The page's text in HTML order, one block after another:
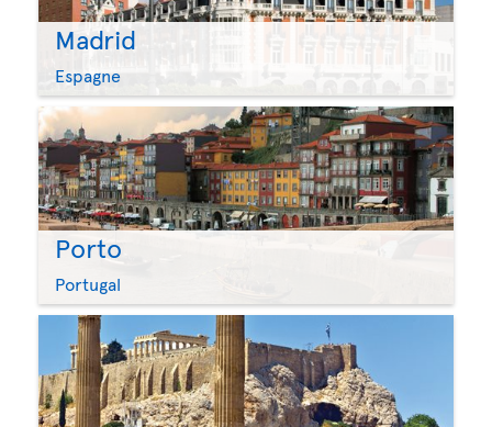
Madrid
Espagne
Porto
Portugal